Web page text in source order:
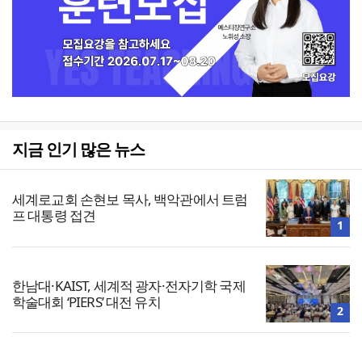
지금 인기 많은 뉴스
세계로교회 손현보 목사, 백악관에서 트럼
프 대통령 접견
1
한남대·KAIST, 세계적 광자·전자기학 국제
학술대회 ‘PIERS’ 대전 유치
2